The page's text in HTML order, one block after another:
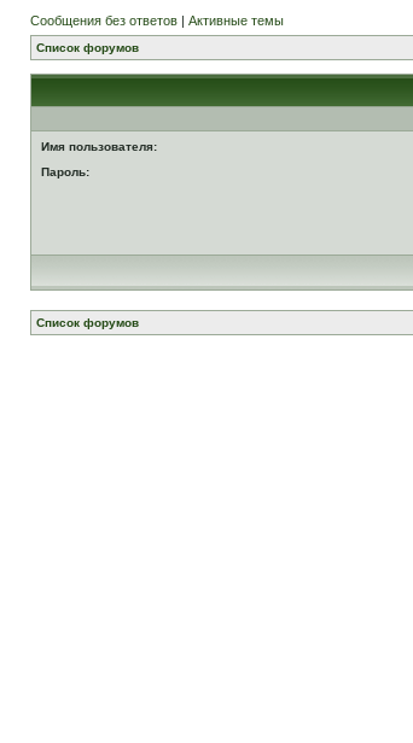
Сообщения без ответов | Активные темы
Список форумов
Имя пользователя:
Пароль:
Список форумов